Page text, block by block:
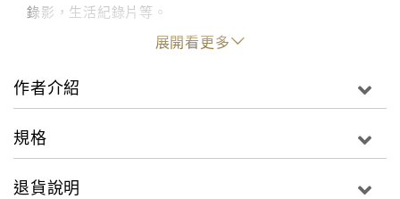
錄影，生活紀錄片等。
展開看更多
作者介紹
規格
退貨說明